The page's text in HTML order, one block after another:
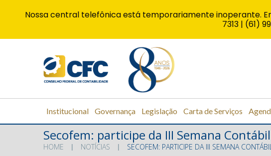
Institucional Governança Legislação Carta de Serviços
Secofem: participe da III Semana
HOME NOTÍCIAS SECOFEM: PARTICIPE DA III SEMANA
Nossa central telefônica está temporariamente inoperante.
7313 | (61)